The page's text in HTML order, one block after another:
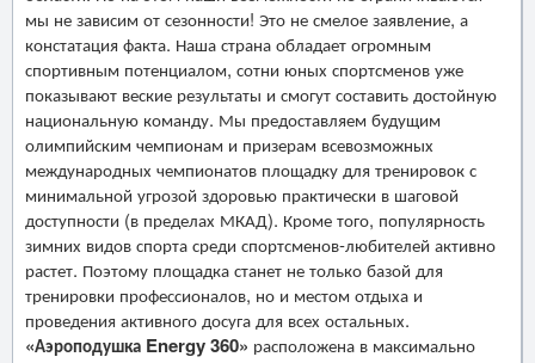
мы не зависим от сезонности! Это не смелое заявление, а
констатация факта. Наша страна обладает огромным
спортивным потенциалом, сотни юных спортсменов уже
показывают веские результаты и смогут составить достойную
национальную команду. Мы предоставляем будущим
олимпийским чемпионам и призерам всевозможных
международных чемпионатов площадку для тренировок с
минимальной угрозой здоровью практически в шаговой
доступности (в пределах МКАД). Кроме того, популярность
зимних видов спорта среди спортсменов-любителей активно
растет. Поэтому площадка станет не только базой для
тренировки профессионалов, но и местом отдыха и
проведения активного досуга для всех остальных.
«Аэроподушка Energy 360» расположена в максимально